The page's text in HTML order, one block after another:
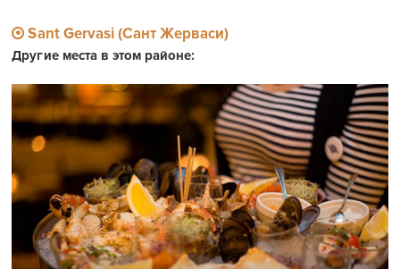
Sant Gervasi (Сант Жерваси)
Другие места в этом районе: